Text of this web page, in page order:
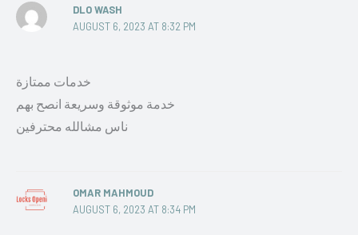
DLO WASH
AUGUST 6, 2023 AT 8:32 PM
خدمات ممتازة
خدمة موثوقة وسريعة انصح بهم
ناس مشالله محترفين
OMAR MAHMOUD
AUGUST 6, 2023 AT 8:34 PM